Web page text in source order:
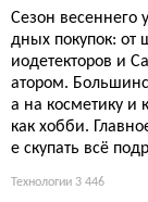
Сезон весеннего
дных покупок:
иодетекторов и
атором.
а на косметику и
как хобби.
е скупать всё
Технологии 3 446